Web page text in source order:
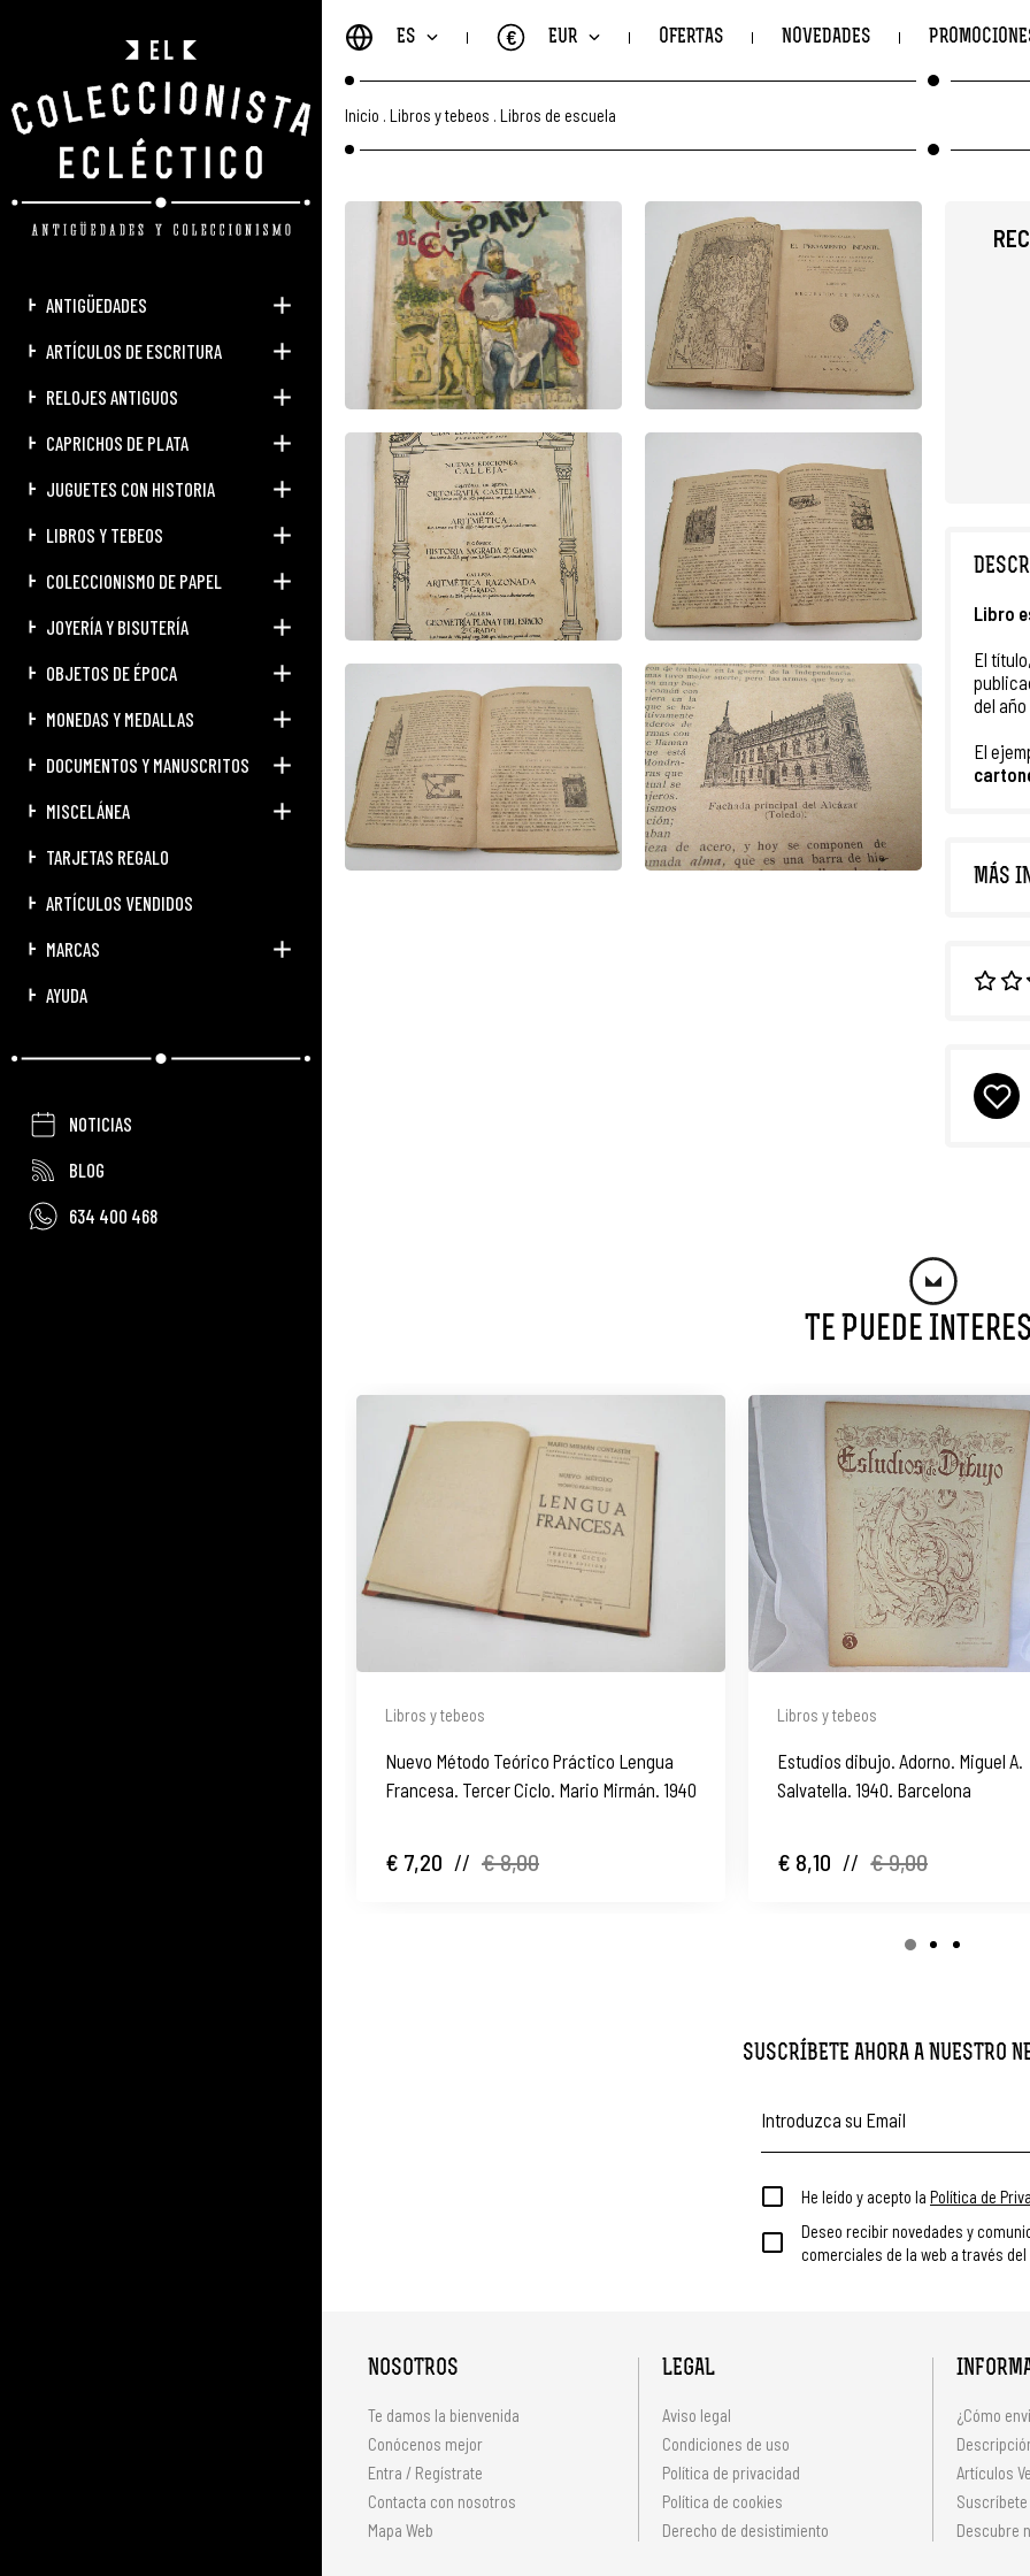
ANTIGÜEDADES
ARTÍCULOS DE ESCRITURA
RELOJES ANTIGUOS
CAPRICHOS DE PLATA
JUGUETES CON HISTORIA
LIBROS Y TEBEOS
COLECCIONISMO DE PAPEL
JOYERÍA Y BISUTERÍA
OBJETOS DE ÉPOCA
MONEDAS Y MEDALLAS
DOCUMENTOS Y MANUSCRITOS
MISCELÁNEA
TARJETAS REGALO
ARTÍCULOS VENDIDOS
MARCAS
AYUDA
NOTICIAS
BLOG
634 400 468
ES EUR
€ OFERTAS NOVEDADES
Inicio Libros y tebeos Libros de escuela
Libro
El
del año
El
MÁS
Te Puede
Libros y tebeos
Nuevo Método Teórico Práctico Lengua
Francesa. Tercer Ciclo. Mario Mirmán. 1940
€ 7,20 // € 8,00
Libros y tebeos
Estudios dibujo. Adorno. Miguel A.
Salvatella. 1940. Barcelona
€ 8,10 // € 9,00
SUSCRÍBETE AHORA A NUESTRO
He leído y acepto la Política de
Deseo recibir novedades y
comerciales de la web a través
NOSOTROS
Te damos la bienvenida
Conócenos mejor
Entra / Regístrate
Contacta con nosotros
Mapa Web
LEGAL
Aviso legal
Condiciones de uso
Política de privacidad
Política de cookies
Derecho de desistimiento
¿Cómo
Artículos
Descubre